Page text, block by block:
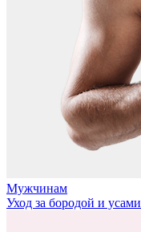
Мужчинам
Уход за бородой и усами